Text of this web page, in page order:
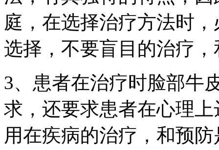
庭，在选择治疗方法时
选择，不要盲目的治疗
3、患者在治疗时脸部牛
求，还要求患者在心理
用在疾病的治疗，和预